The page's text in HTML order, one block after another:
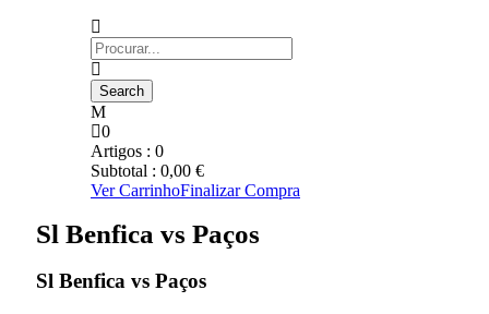
0
Artigos : 0
Subtotal : 0,00 €
Ver CarrinhoFinalizar Compra
Sl Benfica vs Paços
Sl Benfica vs Paços